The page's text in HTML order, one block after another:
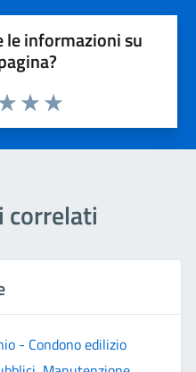
le informazioni su
Valuta 5 stelle su 5
Valuta 4 stelle su 5
3 stelle su 5
2 stelle su 5
su 5
correlati
- Condono edilizio